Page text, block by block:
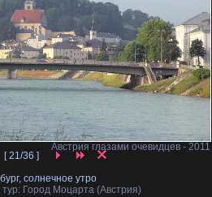
Австрия глазами очевидцев - 2011
[ 21/36 ]
солнечное утро
Город Моцарта (Австрия)